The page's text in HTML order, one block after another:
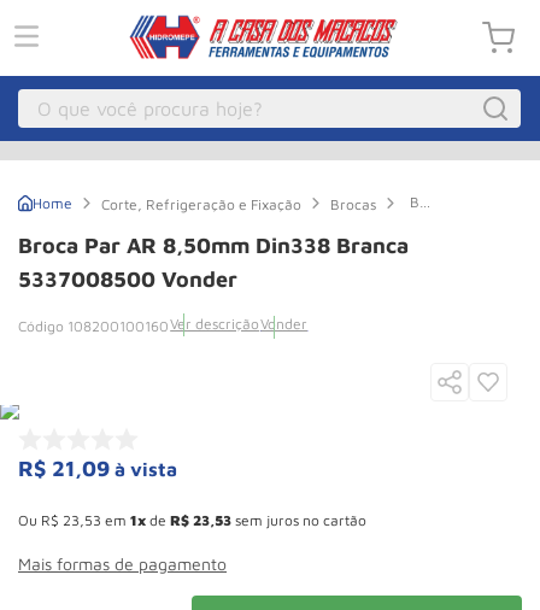
O que você procura hoje?
Corte, Refrigeração e Fixação Brocas
Broca
Broca Par AR 8,50mm Din338 Branca
5337008500 Vonder
108200100160Ver descriçãoVonder
R$ 21,09 à vista
Ou R$ 23 53 em 1 de R$ 23 53 sem juros no cartão
Mais formas de pagamento
Guincho Eletrico
º Macaco Hidraulico
8 Talha
9º Rodizio
10 º